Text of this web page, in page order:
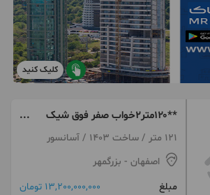
کلیک کنید
**۱۲۰متر۲خواب صفر فوق شیک
حیاط دار خ حمزه جنوبی**
121 متر / ساخت 1403 / آسانسور
اصفهان - بزرگمهر
مبلغ
13,200,000,000 تومان